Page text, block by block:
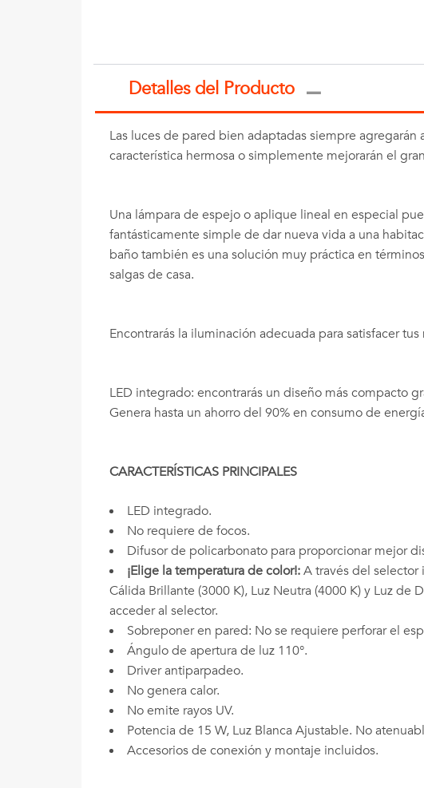
Detalles del Producto
Las luces de pared bien adaptadas siempre
característica hermosa o simplemente mejorarán el
Una lámpara de espejo o aplique lineal en especial
fantásticamente simple de dar nueva vida a una
baño también es una solución muy práctica en
salgas de casa.
Encontrarás la iluminación adecuada para satisfacer
LED integrado: encontrarás un diseño más compacto
Genera hasta un ahorro del 90% en consumo de
CARACTERÍSTICAS PRINCIPALES
LED integrado.
No requiere de focos.
Difusor de policarbonato para proporcionar mejor
¡Elige la temperatura de color!:A través del
Cálida Brillante (3000 K), Luz Neutra (4000 K) y Luz
acceder al selector.
Sobreponer en pared: No se requiere perforar el
Ángulo de apertura de luz 110°.
Driver antiparpadeo.
No genera calor.
No emite rayos UV.
Potencia de 15 W, Luz Blanca Ajustable. No
Accesorios de conexión y montaje incluidos.